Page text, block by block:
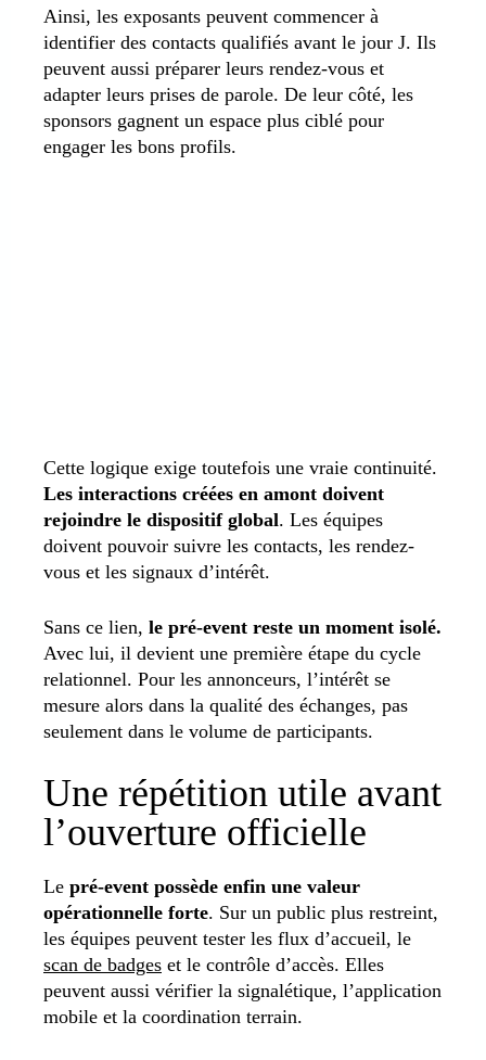
Ainsi, les exposants peuvent commencer à
identifier des contacts qualifiés avant le jour J. Ils
peuvent aussi préparer leurs rendez-vous et
adapter leurs prises de parole. De leur côté, les
sponsors gagnent un espace plus ciblé pour
engager les bons profils.
Cette logique exige toutefois une vraie continuité.
Les interactions créées en amont doivent
rejoindre le dispositif global. Les équipes
doivent pouvoir suivre les contacts, les rendez-
vous et les signaux d’intérêt.
Sans ce lien, le pré-event reste un moment isolé.
Avec lui, il devient une première étape du cycle
relationnel. Pour les annonceurs, l’intérêt se
mesure alors dans la qualité des échanges, pas
seulement dans le volume de participants.
Une répétition utile avant
l’ouverture officielle
Le pré-event possède enfin une valeur
opérationnelle forte. Sur un public plus restreint,
les équipes peuvent tester les flux d’accueil, le
scan de badges et le contrôle d’accès. Elles
peuvent aussi vérifier la signalétique, l’application
mobile et la coordination terrain.